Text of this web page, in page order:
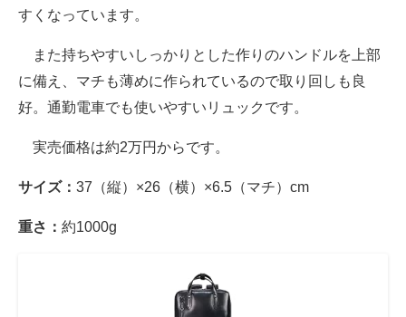
すくなっています。
また持ちやすいしっかりとした作りのハンドルを上部
に備え、マチも薄めに作られているので取り回しも良
好。通勤電車でも使いやすいリュックです。
実売価格は約2万円からです。
サイズ： 37（縦）×26（横）×6.5（マチ）cm
重さ： 約1000g